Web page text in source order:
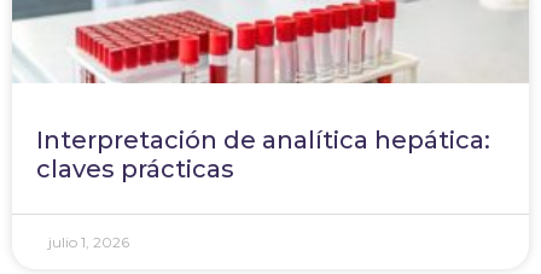
Interpretación de analítica hepática:
claves prácticas
julio 1, 2026